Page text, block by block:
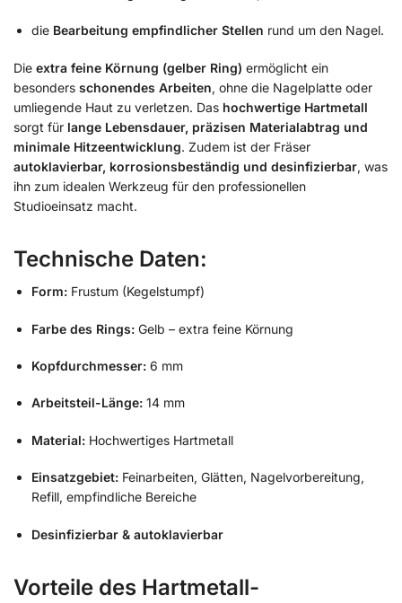
die Bearbeitung empfindlicher Stellen rund um den Nagel.
Die extra feine Körnung (gelber Ring) ermöglicht ein
besonders schonendes Arbeiten, ohne die Nagelplatte oder
umliegende Haut zu verletzen. Das hochwertige Hartmetall
sorgt für lange Lebensdauer, präzisen Materialabtrag und
minimale Hitzeentwicklung. Zudem ist der Fräser
autoklavierbar, korrosionsbeständig und desinfizierbar, was
ihn zum idealen Werkzeug für den professionellen
Studioeinsatz macht.
Technische Daten:
Form: Frustum (Kegelstumpf)
Farbe des Rings: Gelb – extra feine Körnung
Kopfdurchmesser: 6 mm
Arbeitsteil-Länge: 14 mm
Material: Hochwertiges Hartmetall
Einsatzgebiet: Feinarbeiten, Glätten, Nagelvorbereitung,
Refill, empfindliche Bereiche
Desinfizierbar & autoklavierbar
Vorteile des Hartmetall-